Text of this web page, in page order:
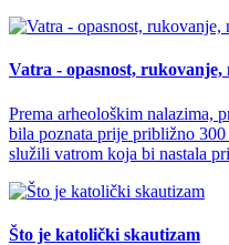
Vatra - opasnost, rukovanje,
Prema arheološkim nalazima,
bila poznata prije približno
služili vatrom koja bi nastala
Što je katolički skautizam